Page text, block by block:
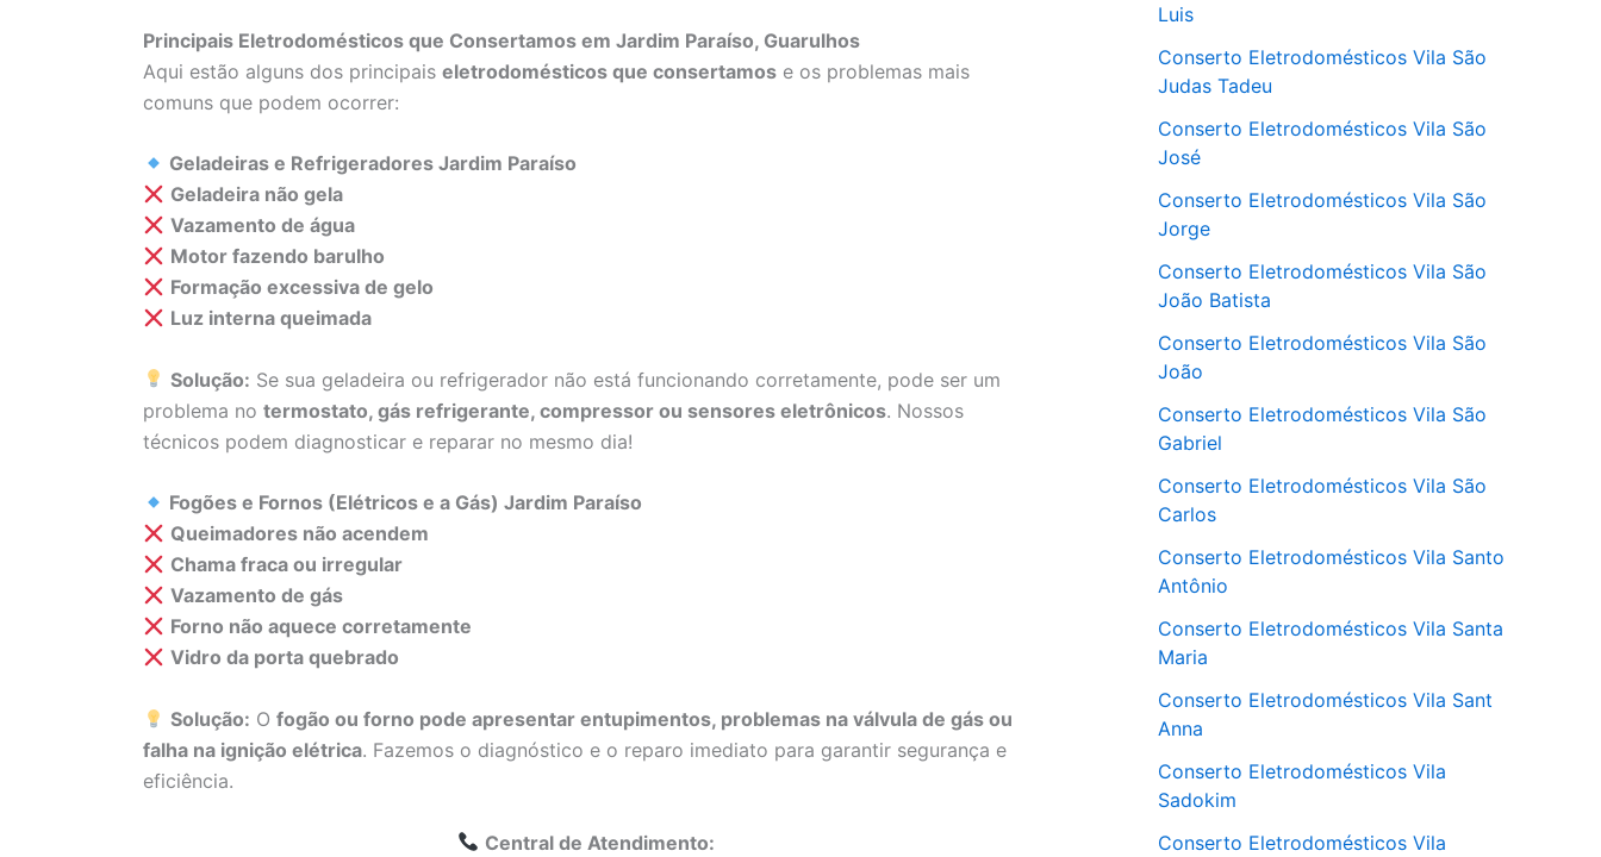
Principais Eletrodomésticos que Consertamos em Jardim Paraíso, Guarulhos
Aqui estão alguns dos principais eletrodomésticos que consertamos e os problemas mais
comuns que podem ocorrer:
Geladeiras e Refrigeradores Jardim Paraíso
Geladeira não gela
Vazamento de água
Motor fazendo barulho
Formação excessiva de gelo
Luz interna queimada
Solução: Se sua geladeira ou refrigerador não está funcionando corretamente, pode ser um
problema no termostato, gás refrigerante, compressor ou sensores eletrônicos. Nossos
técnicos podem diagnosticar e reparar no mesmo dia!
Fogões e Fornos (Elétricos e a Gás) Jardim Paraíso
Queimadores não acendem
Chama fraca ou irregular
Vazamento de gás
Forno não aquece corretamente
Vidro da porta quebrado
Solução: Ofogão ou forno pode apresentar entupimentos, problemas na válvula de gás ou
falha na ignição elétrica. Fazemos o diagnóstico e o reparo imediato para garantir segurança e
eficiência.
Central de Atendimento:
Luis
Conserto Eletrodomésticos Vila São
Judas Tadeu
Conserto Eletrodomésticos Vila São
José
Conserto Eletrodomésticos Vila São
Jorge
Conserto Eletrodomésticos Vila São
João Batista
Conserto Eletrodomésticos Vila São
João
Conserto Eletrodomésticos Vila São
Gabriel
Conserto Eletrodomésticos Vila São
Carlos
Conserto Eletrodomésticos Vila Santo
Antônio
Conserto Eletrodomésticos Vila Santa
Maria
Conserto Eletrodomésticos Vila Sant
Anna
Conserto Eletrodomésticos Vila
Sadokim
Conserto Eletrodomésticos Vila